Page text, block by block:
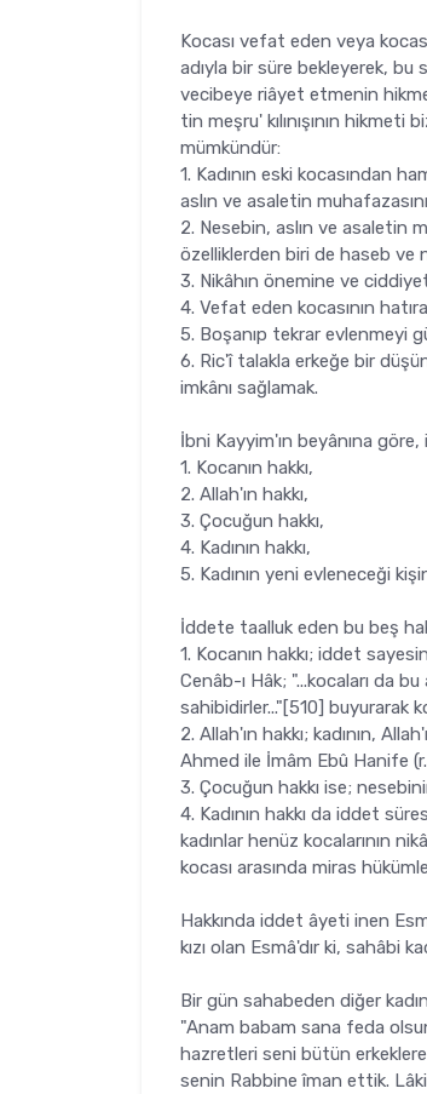
Kocası vefat eden veya
adıyla bir süre bekleyerek, bu
vecibeye riâyet etmenin
tin meşru' kılınışının
mümkündür:
1. Kadının eski kocasından
aslın ve asaletin
2. Nesebin, aslın ve asaletin
özelliklerden biri de haseb ve
3. Nikâhın önemine ve
4. Vefat eden kocasının
5. Boşanıp tekrar evlenmeyi
6. Ric'î talakla erkeğe bir
imkânı sağlamak.
İbni Kayyim'ın beyânına
1. Kocanın hakkı,
2. Allah'ın hakkı,
3. Çocuğun hakkı,
4. Kadının hakkı,
5. Kadının yeni evleneceği
İddete taalluk eden bu beş
1. Kocanın hakkı; iddet
Cenâb-ı Hâk; "...kocaları da
sahibidirler..."[510] bu­yurarak
2. Allah'ın hakkı; kadının,
Ahmed ile İmâm
3. Çocuğun hakkı ise;
4. Kadının hakkı da iddet
kadınlar henüz kocalarının
kocası arasında miras
Hakkında iddet âyeti inen
kızı olan Esmâ'dır ki, sahâbi
Bir gün sahabeden diğer
"Anam babam sana feda
hazretleri seni bü­tün
senin Rabbine îman ettik.